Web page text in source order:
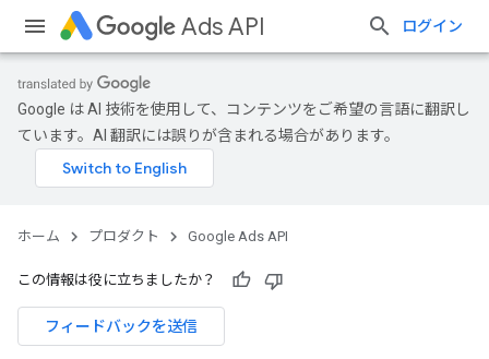
Ads API ログイン
Google は AI 技術を使用して、コンテンツをご希望の言語に翻訳し
ています。AI 翻訳には誤りが含まれる場合があります。
ホーム プロダクト Google Ads API
この情報は役に立ちましたか？
フィードバックを送信